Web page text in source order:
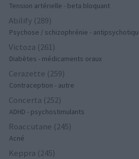
Tension artérielle - beta bloquant
Abilify (289)
Psychose / schizophrénie -
Victoza (261)
Diabètes - médicaments oraux
Cerazette (259)
Contraception - autre
Concerta (252)
ADHD - psychostimulants
Roaccutane (245)
Acné
Keppra (245)